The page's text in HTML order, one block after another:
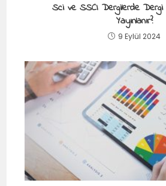
Sci ve SSCI Dergilerde Dergi
Yayınlanır?
9 Eylül 2024